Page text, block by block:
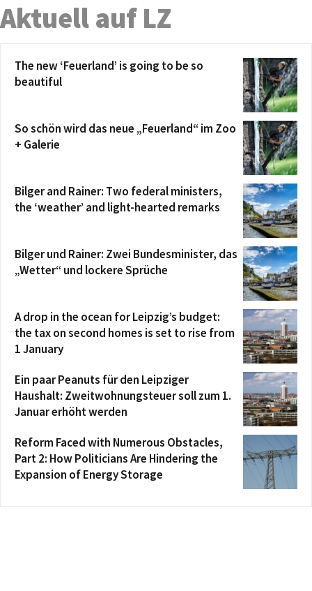
Aktuell auf LZ
The new ‘Feuerland’ is going to be so
beautiful
So schön wird das neue „Feuerland“ im Zoo
+ Galerie
Bilger and Rainer: Two federal ministers,
the ‘weather’ and light-hearted remarks
Bilger und Rainer: Zwei Bundesminister, das
„Wetter“ und lockere Sprüche
A drop in the ocean for Leipzig’s budget:
the tax on second homes is set to rise from
1 January
Ein paar Peanuts für den Leipziger
Haushalt: Zweitwohnungsteuer soll zum 1.
Januar erhöht werden
Reform Faced with Numerous Obstacles,
Part 2: How Politicians Are Hindering the
Expansion of Energy Storage